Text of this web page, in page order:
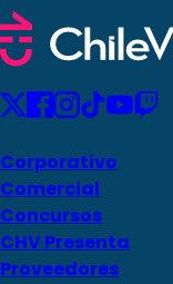
Corporativo
Comercial
Concursos
CHV Presenta
Proveedores